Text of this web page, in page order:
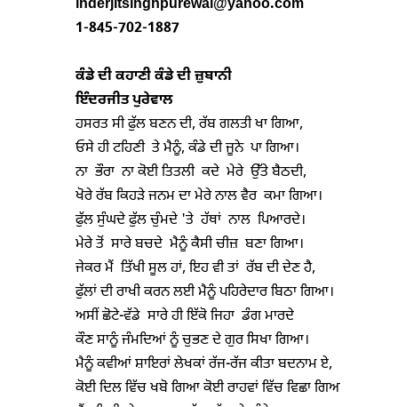
inderjitsinghpurewal@yahoo.com
1-845-702-1887
ਕੰਡੇ ਦੀ ਕਹਾਣੀ ਕੰਡੇ ਦੀ ਜ਼ੁਬਾਨੀ
ਇੰਦਰਜੀਤ ਪੁਰੇਵਾਲ
ਹਸਰਤ ਸੀ ਫੁੱਲ ਬਣਨ ਦੀ, ਰੱਬ ਗਲਤੀ ਖਾ ਗਿਆ,
ਓਸੇ ਹੀ ਟਹਿਣੀ  ਤੇ ਮੈਨੂੰ, ਕੰਡੇ ਦੀ ਜੂਨੇ  ਪਾ ਗਿਆ।
ਨਾ  ਭੌਰਾ  ਨਾ ਕੋਈ ਤਿਤਲੀ  ਕਦੇ  ਮੇਰੇ  ਉੱਤੇ ਬੈਠਦੀ,
ਖੋਰੇ ਰੱਬ ਕਿਹੜੇ ਜਨਮ ਦਾ ਮੇਰੇ ਨਾਲ ਵੈਰ  ਕਮਾ ਗਿਆ।
ਫੁੱਲ ਸੁੰਘਦੇ ਫੁੱਲ ਚੁੰਮਦੇ 'ਤੇ  ਹੱਥਾਂ  ਨਾਲ  ਪਿਆਰਦੇ।
ਮੇਰੇ ਤੋਂ  ਸਾਰੇ ਬਚਦੇ  ਮੈਨੂੰ ਕੈਸੀ ਚੀਜ਼  ਬਣਾ ਗਿਆ।
ਜੇਕਰ ਮੈਂ  ਤਿੱਖੀ ਸੂਲ ਹਾਂ, ਇਹ ਵੀ ਤਾਂ  ਰੱਬ ਦੀ ਦੇਣ ਹੈ,
ਫੁੱਲਾਂ ਦੀ ਰਾਖੀ ਕਰਨ ਲਈ ਮੈਨੂੰ ਪਹਿਰੇਦਾਰ ਬਿਠਾ ਗਿਆ।
ਅਸੀਂ ਛੋਟੇ-ਵੱਡੇ  ਸਾਰੇ ਹੀ ਇੱਕੋ ਜਿਹਾ  ਡੰਗ ਮਾਰਦੇ
ਕੌਣ ਸਾਨੂੰ ਜੰਮਦਿਆਂ ਨੂੰ ਚੁਭਣ ਦੇ ਗੁਰ ਸਿਖਾ ਗਿਆ।
ਮੈਨੂੰ ਕਵੀਆਂ ਸ਼ਾਇਰਾਂ ਲੇਖਕਾਂ ਰੱਜ-ਰੱਜ ਕੀਤਾ ਬਦਨਾਮ ਏ,
ਕੋਈ ਦਿਲ ਵਿੱਚ ਖਬੋ ਗਿਆ ਕੋਈ ਰਾਹਵਾਂ ਵਿੱਚ ਵਿਛਾ ਗਿਆ।